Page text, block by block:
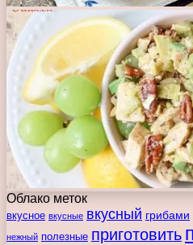
Облако меток
вкусное вкусные вкусный грибами
нежный полезные приготовить